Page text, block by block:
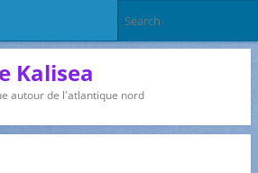
Kalisea
autour de l'atlantique nord